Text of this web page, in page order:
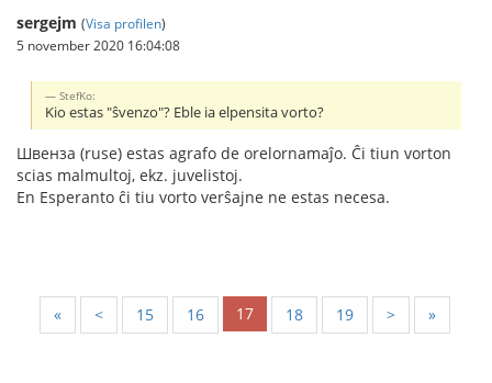
sergejm (Visa profilen)
5 november 2020 16:04:08
StefKo:
Kio estas "ŝvenzo"? Eble ia elpensita vorto?
Швенза (ruse) estas agrafo de orelornamaĵo. Ĉi tiun vorton
scias malmultoj, ekz. juvelistoj.
En Esperanto ĉi tiu vorto verŝajne ne estas necesa.
« < 15 16 17 18 19 > »